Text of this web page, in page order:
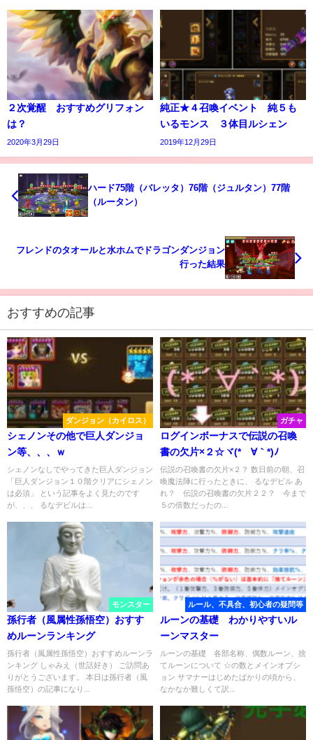
２次覚醒 おすすめグリフォン
は？
2020年3月29日
純正★４召喚イベント 純５も
いるモンス ３体目ルシェン
2019年12月29日
ハード75階（バレッタ）76階（ジュルタン）77階
（ルータン）
フレンドのタオールと水ホムでドラゴンダンジョン
行った結果
おすすめの記事
ダンジョン（カイロス）
シェノンその他で巨人ダンジョ
ン等、、、ｗ
シェノンなしでやってきた巨人ダンジョン
「巨人ダンジョン１０階クリアにシェノン
は必須」 という記事をよく見たのです
が、、、 るなデビルは...
ガチャ
ログインボーナスで伝説の召喚
書の欠片×２☆ヾ(*´∀｀*)ﾉ
伝説の召喚書の欠片×２？ 数日前の朝、召
喚魔法陣に行ったときに、 るなデビル あ
れ？ 伝説の召喚書の欠片２２？ 今まで
５の倍数だったの...
モンスター
孫行者（風属性孫悟空）おすす
めルーンランキング
孫行者（風属性孫悟空）おすすめルーンラ
ンキング しゃみえ（世話好き） ご訪問あ
りがとうございます。 本日は孫行者（風
孫悟空）の記事になり...
ルール、不具合、初心者の疑問等
ルーンの基礎 わかりやすいル
ーンマスター
ルーンの基礎 各部名称、偶数ルーン、捨
てルーンについて ☆の数とメインオプシ
ョン サマナーはじめたばかりの頃から、
なかなか難しくて訳...